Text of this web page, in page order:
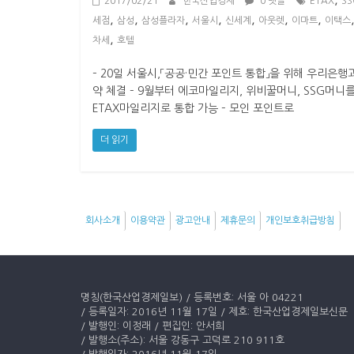
세점 , 삼성 , 삼성플라자, 서울시 , 신세계 , 아웃렛 , 이마트, 이택스,
차세 , 호텔
– 20일 서울시,「공공·민간 포인트 통합」을 위해 우리은행
약 체결 – 9월부터 에코마일리지, 위비꿀머니, SSG머니
ETAX마일리지로 통합 가능 – 모인 포인트로
더 읽기
회사소개 이용약관 광고안내 제휴문의 개인보호취급방침
명칭(한국산업경제일보) / 등록번호: 서울 아 04221
/ 등록일자: 2016년 11월 17일 / 제호: 한국산업경제일보신문
/ 발행인: 이정래 / 편집인: 안서희
/ 발행소(주소): 서울 강동구 고덕로 210 911호